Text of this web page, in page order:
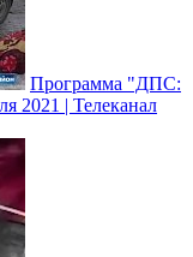
Программа "ДПС:
2021 | Телеканал